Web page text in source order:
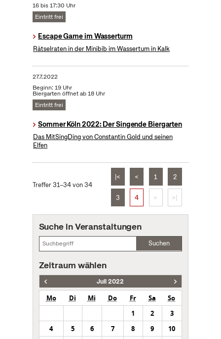
16 bis 17:30 Uhr
Eintritt frei
Escape Game im Wasserturm
Rätselraten in der Minibib im Wassertum in Kalk
27.7.2022
Beginn: 19 Uhr
Biergarten öffnet ab 18 Uhr
Eintritt frei
Sommer Köln 2022: Der Singende Biergarten
Das MitSingDing von Constantin Gold und seinen
Elfen
Treffer 31–34 von 34
|< < 1 2
3 4 > >|
Suche in Veranstaltungen
Suchen
Zeitraum wählen
Juli 2022
Mo Di Mi Do Fr Sa
So
1
2
3
4
5 6 7 8 9
10